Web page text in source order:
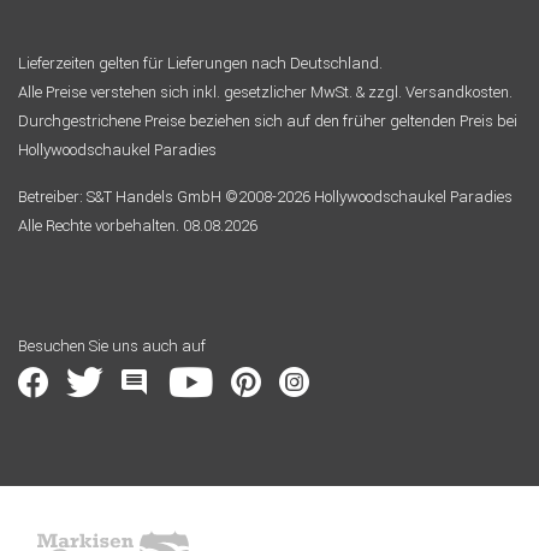
Lieferzeiten gelten für Lieferungen nach Deutschland.
Alle Preise verstehen sich inkl. gesetzlicher MwSt. & zzgl. Versandkosten.
Durchgestrichene Preise beziehen sich auf den früher geltenden Preis bei
Hollywoodschaukel Paradies
Betreiber: S&T Handels GmbH ©2008-2026 Hollywoodschaukel Paradies
Alle Rechte vorbehalten. 08.08.2026
Besuchen Sie uns auch auf